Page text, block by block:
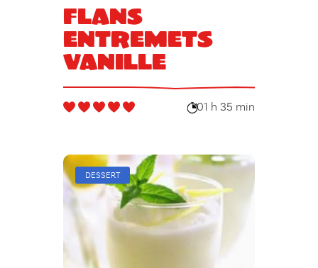
Flans
entremets
vanille
01 h 35 min
DESSERT